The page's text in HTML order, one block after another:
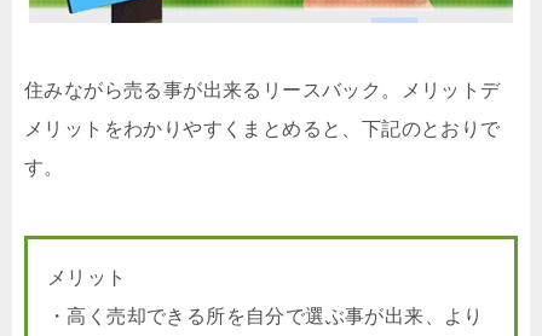
住みながら売る事が出来るリースバック。メリットデ
メリットをわかりやすくまとめると、下記のとおりで
す。
メリット
・高く売却できる所を自分で選ぶ事が出来、より